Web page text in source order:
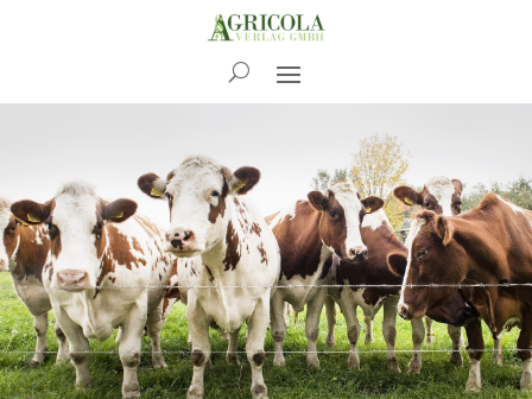
News